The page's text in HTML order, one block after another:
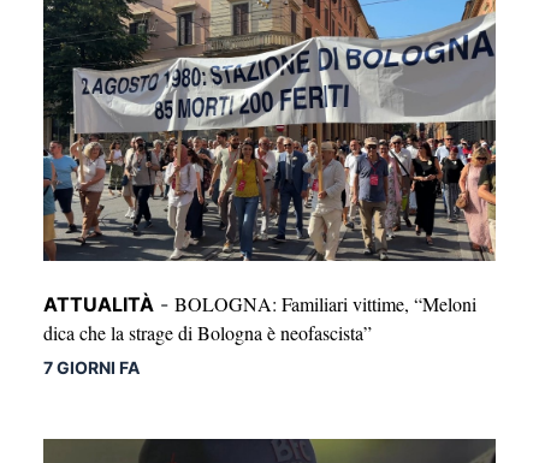
ATTUALITÀ - BOLOGNA: Familiari vittime, “Meloni
dica che la strage di Bologna è neofascista”
7 GIORNI FA